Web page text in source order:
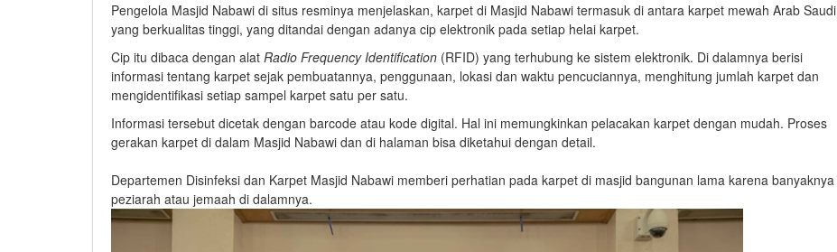
Pengelola Masjid Nabawi di situs resminya menjelaskan, karpet di Masjid Nabawi termasuk di antara karpet mewah Arab Saudi
yang berkualitas tinggi, yang ditandai dengan adanya cip elektronik pada setiap helai karpet.
Cip itu dibaca dengan alat Radio Frequency Identification (RFID) yang terhubung ke sistem elektronik. Di dalamnya berisi
informasi tentang karpet sejak pembuatannya, penggunaan, lokasi dan waktu pencuciannya, menghitung jumlah karpet dan
mengidentifikasi setiap sampel karpet satu per satu.
Informasi tersebut dicetak dengan barcode atau kode digital. Hal ini memungkinkan pelacakan karpet dengan mudah. Proses
gerakan karpet di dalam Masjid Nabawi dan di halaman bisa diketahui dengan detail.
Departemen Disinfeksi dan Karpet Masjid Nabawi memberi perhatian pada karpet di masjid bangunan lama karena banyaknya
peziarah atau jemaah di dalamnya.